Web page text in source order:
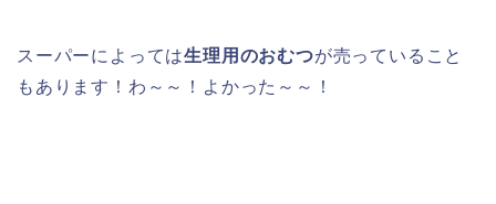
スーパーによっては生理用のおむつが売っていること
もあります！わ～～！よかった～～！